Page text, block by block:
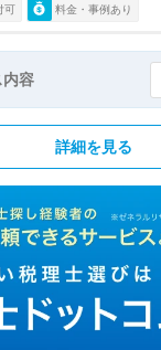
可 料金・事例あり
容
詳細を見る